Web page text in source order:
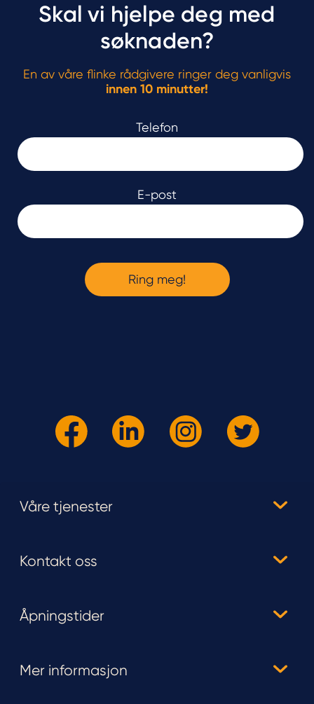
Skal vi hjelpe deg med
søknaden?
En av våre flinke rådgivere ringer deg vanligvis
innen 10 minutter!
Telefon
E-post
Våre tjenester
Kontakt oss
Åpningstider
Mer informasjon